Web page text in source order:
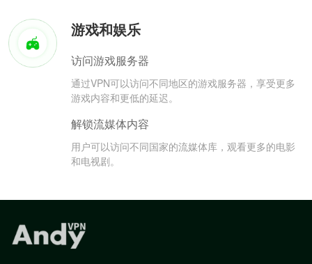
游戏和娱乐
访问游戏服务器
通过VPN可以访问不同地区的游戏服务器，享受更多
游戏内容和更低的延迟。
解锁流媒体内容
用户可以访问不同国家的流媒体库，观看更多的电影
和电视剧。